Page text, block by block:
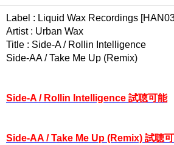
Label : Liquid Wax Recordings
Artist : Urban Wax
Title : Side-A / Rollin Intelligence
Side-AA / Take Me Up (Remix)
Side-A / Rollin Intelligence 試聴可能
Side-AA / Take Me Up (Remix) 試聴